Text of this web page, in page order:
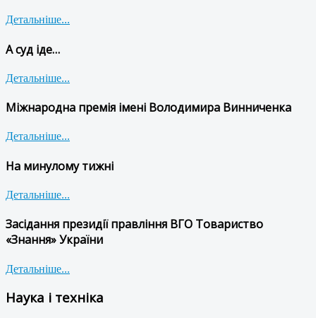
Детальніше...
А суд іде…
Детальніше...
Міжнародна премія імені Володимира Винниченка
Детальніше...
На минулому тижні
Детальніше...
Засідання президії правління ВГО Товариство
«Знання» України
Детальніше...
Наука і техніка